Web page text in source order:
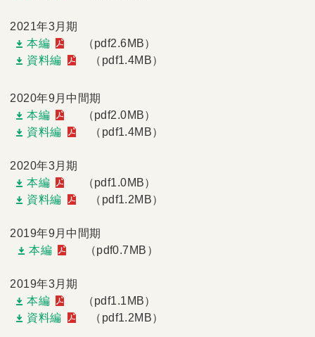
2021年3月期
本編
（pdf2.6MB）
資料編
（pdf1.4MB）
2020年9月中間期
本編
（pdf2.0MB）
資料編
（pdf1.4MB）
2020年3月期
本編
（pdf1.0MB）
資料編
（pdf1.2MB）
2019年9月中間期
本編
（pdf0.7MB）
2019年3月期
本編
（pdf1.1MB）
資料編
（pdf1.2MB）